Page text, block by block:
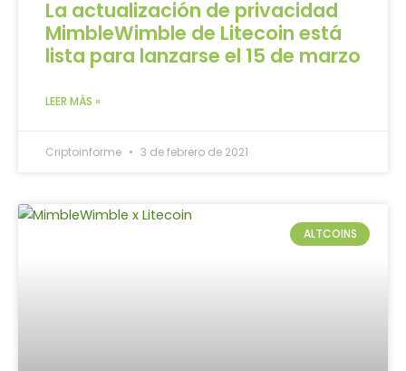
La actualización de privacidad
MimbleWimble de Litecoin está
lista para lanzarse el 15 de marzo
LEER MÁS »
Criptoinforme 3 de febrero de 2021
ALTCOINS